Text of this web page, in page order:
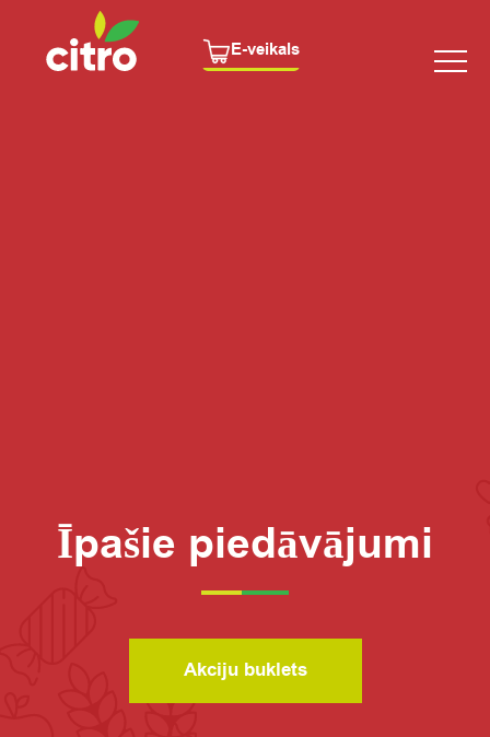
E-veikals
Īpašie piedāvājumi
Akciju buklets